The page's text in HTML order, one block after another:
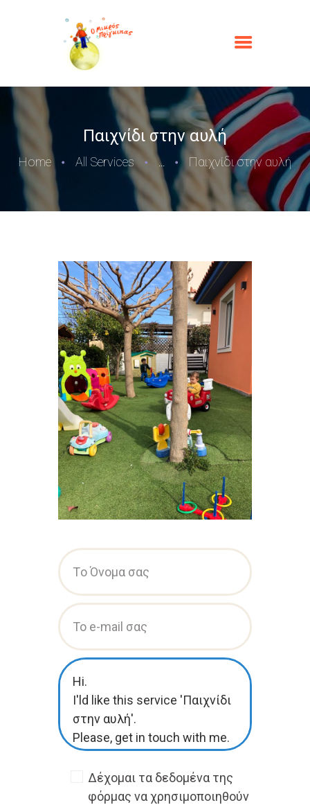
Παιχνίδι στην αυλή
Home All Services ...
Παιχνίδι στην αυλή
Ο ΜΙΚΡΌΣ ΠΡΊΓΚΙΠΑΣ
ΕΠΙΚΟΙΝΩΝΊΑ
Δέχομαι τα δεδομένα της
φόρμας να χρησιμοποιηθούν